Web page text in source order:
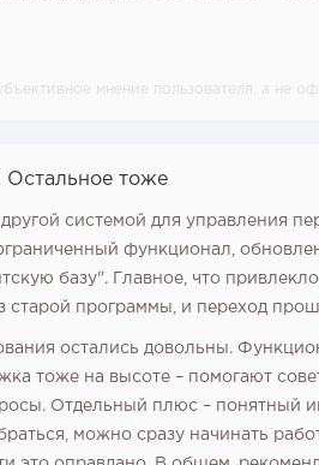
мнение пользователя, а не
Остальное тоже
системой для управления
функционал,
базу". Главное, что
старой программы, и переход
остались довольны.
тоже на высоте – помогают
Отдельный плюс – понятный
можно сразу начинать